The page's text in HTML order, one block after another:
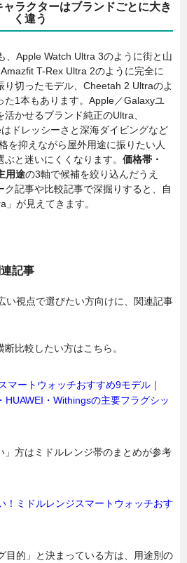
ラクターはブランドごとに大き
く違う
、Apple Watch Ultra 3のように街と山
T-Rex Ultra 2のように完全に
り切ったモデル、Cheetah 2 Ultraのよ
た1本もあります。Apple／Galaxyユ
かせるブランド純正のUltra、
ドレッシーさと深海ダイビングなど
を抑えながら屋外用途に振りたい人
と迷いにくくなります。 価格帯・
用途の3軸で候補を絞り込んだうえ
ク記事や比較記事で深掘りすると、自
が見えてきます。
記事
い視点で選びたい方向けに、関連記事
断比較したい方はこちら。
マートウォッチおすすめ9モデル｜
・Withingsの主要フラグシッ
」方はミドルレンジ帯のまとめが参考
！ミドルレンジスマートウォッチおす
目的」と決まっている方は、用途別の